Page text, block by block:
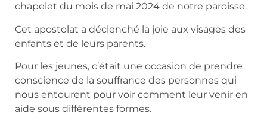
chapelet du mois de mai 2024 de notre paroisse.
Cet apostolat a déclenché la joie aux visages des
enfants et de leurs parents.
Pour les jeunes, c’était une occasion de prendre
conscience de la souffrance des personnes qui
nous entourent pour voir comment leur venir en
aide sous différentes formes.